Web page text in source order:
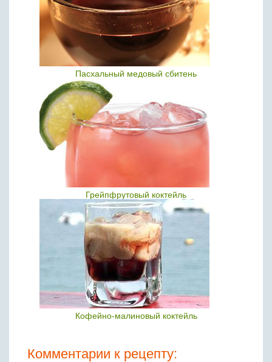
Пасхальный медовый сбитень
Грейпфрутовый коктейль
Кофейно-малиновый коктейль
Комментарии к рецепту: